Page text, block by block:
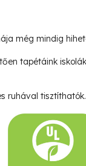
még mindig
tapétáink
ruhával tisztíthatók.